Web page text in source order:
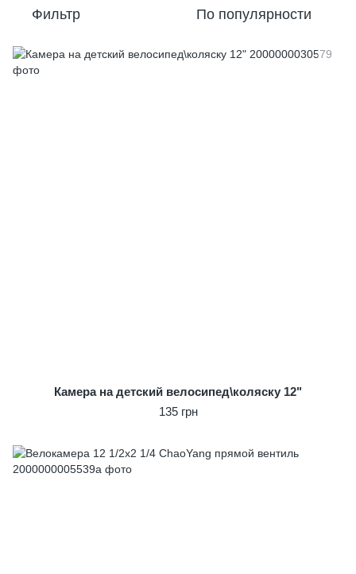
Фильтр По популярности
Камера на детский велосипед\коляску 12"
135 грн